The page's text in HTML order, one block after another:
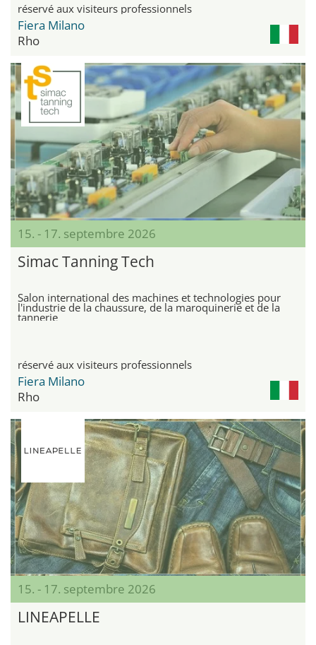
réservé aux visiteurs professionnels
Fiera Milano
Rho
15. - 17. septembre 2026
Simac Tanning Tech
Salon international des machines et technologies pour
l'industrie de la chaussure, de la maroquinerie et de la
tannerie
réservé aux visiteurs professionnels
Fiera Milano
Rho
15. - 17. septembre 2026
LINEAPELLE